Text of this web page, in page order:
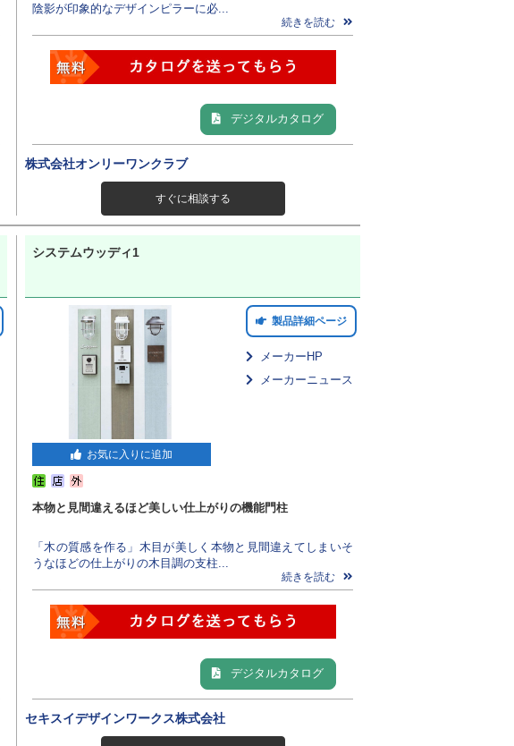
陰影が印象的なデザインピラーに必...
続きを読む
デジタルカタログ
株式会社オンリーワンクラブ
すぐに相談する
システムウッディ1
お気に入りに追加
製品詳細ページ
メーカーHP
メーカーニュース
本物と見間違えるほど美しい仕上がりの機能門柱
「木の質感を作る」木目が美しく本物と見間違えてしまいそ
うなほどの仕上がりの木目調の支柱...
続きを読む
デジタルカタログ
セキスイデザインワークス株式会社